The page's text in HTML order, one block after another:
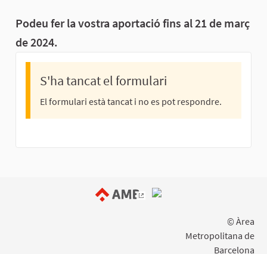
Podeu fer la vostra aportació fins al 21 de març
de 2024.
S'ha tancat el formulari
El formulari està tancat i no es pot respondre.
© Àrea
Metropolitana de
Barcelona